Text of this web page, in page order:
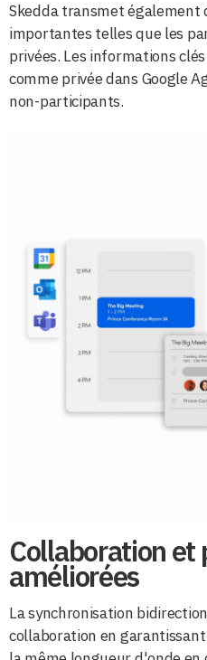
Skedda transmet également
importantes telles que les
privées. Les informations
comme privée dans Google
non-participants.
Collaboration
améliorées
La synchronisation
collaboration en